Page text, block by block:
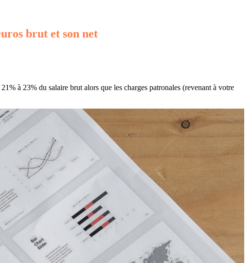
brut et son net
à 23% du salaire brut alors que les charges patronales (revenant à votre